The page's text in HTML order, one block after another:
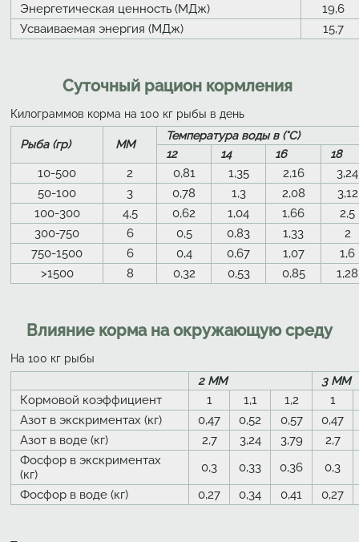
Энергетическая ценность (МДж)
19,6
Усваиваемая энергия (МДж)
15,7
Суточный рацион кормления
Килограммов корма на 100 кг рыбы в день
Рыба (гр) ММ
Температура воды в (°C)
12
14 16 18
10-500 2 0,81 1,35 2,16
3,24
50-100
3 0,78 1,3 2,08
3,12
100-300
4,5 0,62 1,04 1,66
2,5
300-750
6 0,5 0,83 1,33
2
750-1500
6 0,4 0,67 1,07
1,6
>1500
8 0,32 0,53 0,85 1,28
Влияние корма на окружающую среду
На 100 кг рыбы
2 ММ 3 ММ
Кормовой коэффициент 1 1,1 1,2
1
Азот в экскриментах (кг)
0,47 0,52 0,57
0,47
Азот в воде (кг)
2,7 3,24 3,79
2,7
Фосфор в экскриментах
(кг)
0,3 0,33 0,36
0,3
Фосфор в воде (кг)
0,27 0,34 0,41 0,27